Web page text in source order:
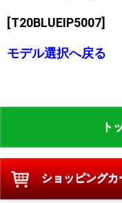
[T20BLUEIP5007]
モデル選択へ戻る
ト
ショッピングカ